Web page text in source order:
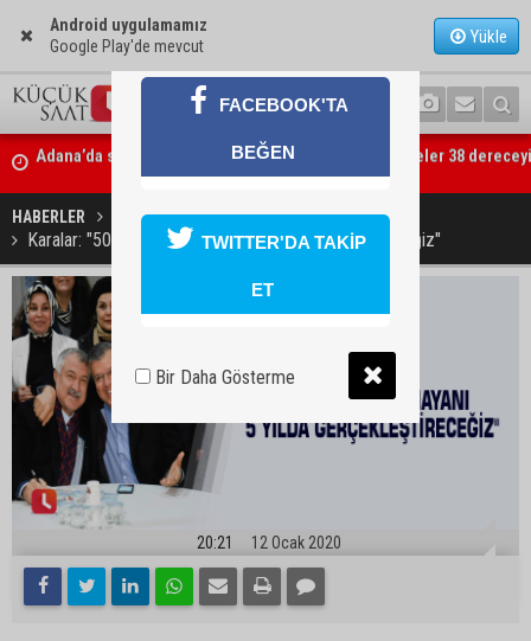
Android uygulamamız
Google Play'de mevcut
Yükle
Adana’da sıcak hava etkisini sürdürüyor: Termometreler 38
Yüreğir’de başkan vekilliği seçimi yeniden yargıya taşındı
HABERLER GÜNDEM
Karalar: "50 yılda yapılmayanı 5 yılda gerçekleştireceğiz"
20:21 12 Ocak 2020
FACEBOOK'TA
BEĞEN
TWITTER'DA TAKİP
ET
Bir Daha Gösterme